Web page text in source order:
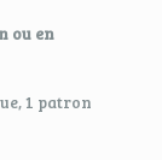
ou en
1 patron